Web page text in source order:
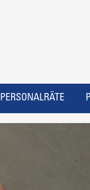
PERSONALRÄTE